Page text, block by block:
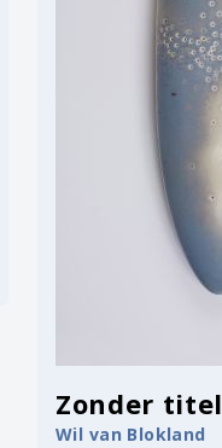
Zonder titel
Wil van Blokland